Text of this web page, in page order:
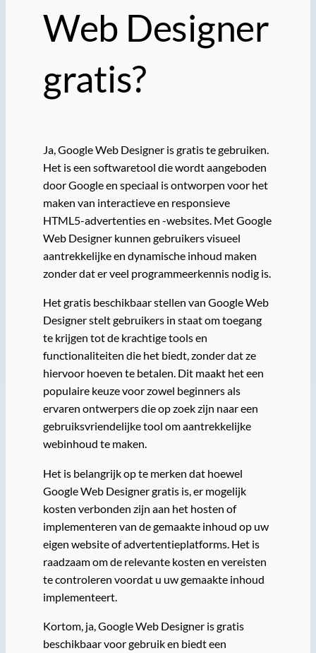
Web Designer
gratis?
Ja, Google Web Designer is gratis te gebruiken.
Het is een softwaretool die wordt aangeboden
door Google en speciaal is ontworpen voor het
maken van interactieve en responsieve
HTML5-advertenties en -websites. Met Google
Web Designer kunnen gebruikers visueel
aantrekkelijke en dynamische inhoud maken
zonder dat er veel programmeerkennis nodig is.
Het gratis beschikbaar stellen van Google Web
Designer stelt gebruikers in staat om toegang
te krijgen tot de krachtige tools en
functionaliteiten die het biedt, zonder dat ze
hiervoor hoeven te betalen. Dit maakt het een
populaire keuze voor zowel beginners als
ervaren ontwerpers die op zoek zijn naar een
gebruiksvriendelijke tool om aantrekkelijke
webinhoud te maken.
Het is belangrijk op te merken dat hoewel
Google Web Designer gratis is, er mogelijk
kosten verbonden zijn aan het hosten of
implementeren van de gemaakte inhoud op uw
eigen website of advertentieplatforms. Het is
raadzaam om de relevante kosten en vereisten
te controleren voordat u uw gemaakte inhoud
implementeert.
Kortom, ja, Google Web Designer is gratis
beschikbaar voor gebruik en biedt een